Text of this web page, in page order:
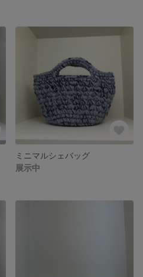
ミニマルシェバッグ
展示中